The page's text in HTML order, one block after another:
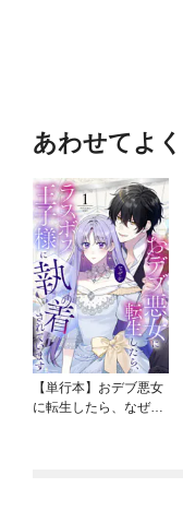
あわせてよ
【単行本】おデブ悪女
に転生したら、なぜか